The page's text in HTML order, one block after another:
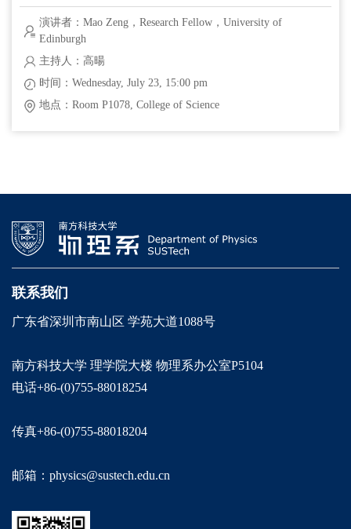
演讲者：Mao Zeng，Research Fellow，University of
Edinburgh
主持人：高暘
时间：Wednesday, July 23, 15:00 pm
地点：Room P1078, College of Science
联系我们
广东省深圳市南山区 学苑大道1088号
南方科技大学 理学院大楼 物理系办公室P5104
电话+86-(0)755-88018254
传真+86-(0)755-88018204
邮箱：physics@sustech.edu.cn